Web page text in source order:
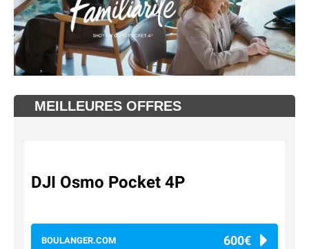
MEILLEURES OFFRES
DJI Osmo Pocket 4P
BOULANGER.COM 600€